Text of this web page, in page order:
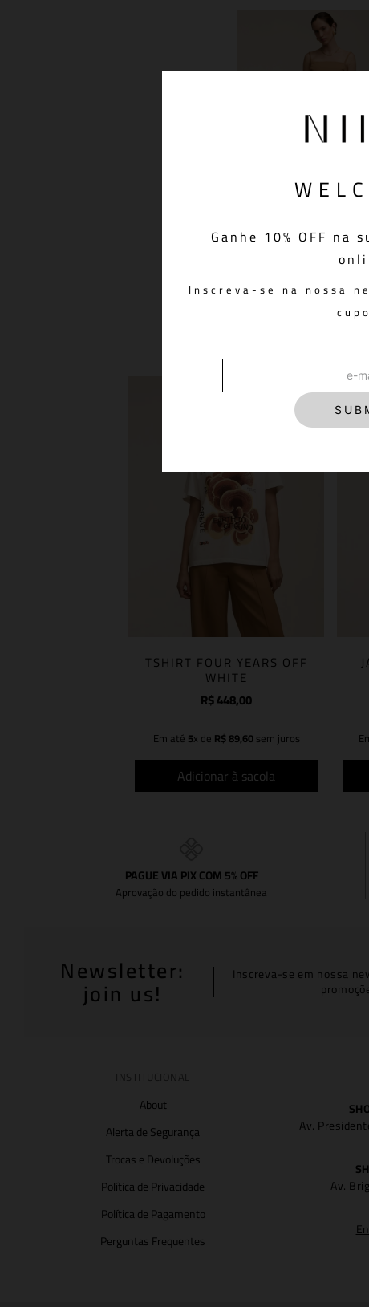
Ganhe 10% OFF na
Inscreva-se na nossa
Calça Barrel Lilly Toffee
R$ 1.598,00
TSHIRT FOUR YEARS OFF
WHITE
R$448,00
Em até 5x de R$89,60sem juros
Adicionar à sacola
PAGUE VIA PIX COM 5% OFF
Aprovação do pedido instantânea
Newsletter:
join us! Inscreva-se em nossa
About
Alerta de Segurança
Trocas e Devoluções
Política de Privacidade
Política de Pagamento
Perguntas Frequentes
Av.
Av.